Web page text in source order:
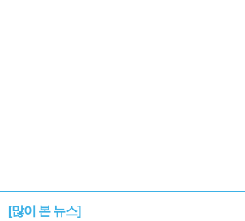
[많이 본 뉴스]